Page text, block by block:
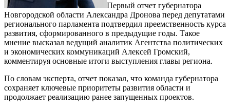
Первый отчет губернатора
Новгородской области Александра Дронова перед депутатами
регионального парламента подтвердил преемственность курса
развития, сформированного в предыдущие годы. Такое
мнение высказал ведущий аналитик Агентства политических
и экономических коммуникаций Алексей Громский,
комментируя основные итоги выступления главы региона.
По словам эксперта, отчет показал, что команда губернатора
сохраняет ключевые приоритеты развития области и
продолжает реализацию ранее запущенных проектов.